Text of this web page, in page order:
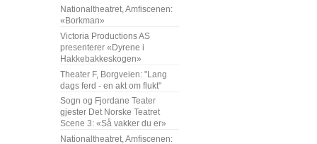
Nationaltheatret, Amfiscenen:
«Borkman»
Victoria Productions AS
presenterer «Dyrene i
Hakkebakkeskogen»
Theater F, Borgveien: "Lang
dags ferd - en akt om flukt"
Sogn og Fjordane Teater
gjester Det Norske Teatret
Scene 3: «Så vakker du er»
Nationaltheatret, Amfiscenen: